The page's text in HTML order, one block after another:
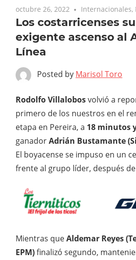
octubre 26, 2022 Internacionales,
Los costarricenses
exigente ascenso al
Línea
Posted by Marisol Toro
Rodolfo Villalobosvolvió a
primero de los nuestros en el
etapa en Pereira, a 18 minutos
ganadorAdrián Bustamante
El boyacense se impuso en un
frente al grupo líder, después de
Mientras queAldemar Reyes
EPM)finalizó segundo,